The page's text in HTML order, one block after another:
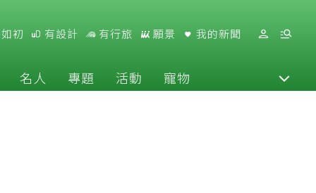
初 有設計 有行旅 願景 我的新聞
名人 專題 活動 寵物